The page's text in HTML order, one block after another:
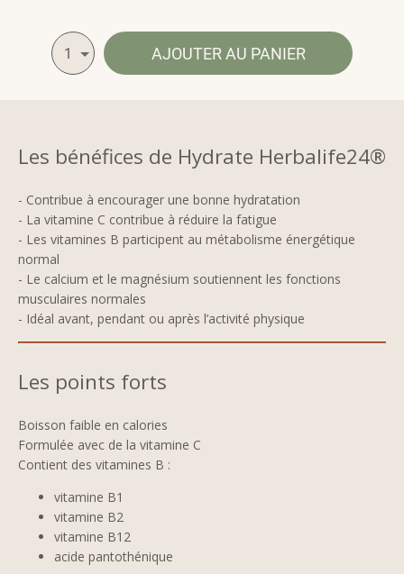
1 AJOUTER AU PANIER
Les bénéfices de Hydrate Herbalife24®
- Contribue à encourager une bonne hydratation
- La vitamine C contribue à réduire la fatigue
- Les vitamines B participent au métabolisme énergétique
normal
- Le calcium et le magnésium soutiennent les fonctions
musculaires normales
- Idéal avant, pendant ou après l’activité physique
Les points forts
Boisson faible en calories
Formulée avec de la vitamine C
Contient des vitamines B :
vitamine B1
vitamine B2
vitamine B12
acide pantothénique